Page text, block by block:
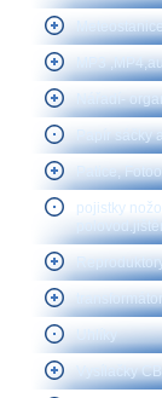
MP3
Nářadí-
Papír sáčky
Patice,
pojistky
Uhlíky
Vysílačky